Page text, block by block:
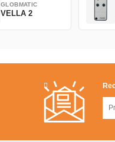
GLOBMATIC
VELLA 2